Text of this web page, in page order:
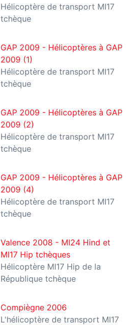
Hélicoptère de transport MI17
tchèque
GAP 2009 - Hélicoptères à GAP
2009 (1)
Hélicoptère de transport MI17
tchèque
GAP 2009 - Hélicoptères à GAP
2009 (2)
Hélicoptère de transport MI17
tchèque
GAP 2009 - Hélicoptères à GAP
2009 (4)
Hélicoptère de transport MI17
tchèque
Valence 2008 - MI24 Hind et
MI17 Hip tchèques
Hélicoptère MI17 Hip de la
République tchèque
Compiègne 2006
L'hélicoptère de transport MI17